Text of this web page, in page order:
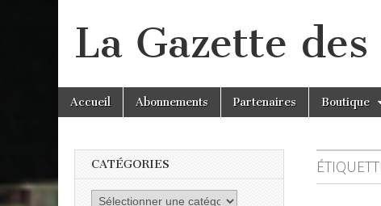
La Gazette
Main
menu
Skip
Accueil Abonnements Partenaires Boutique
CATÉGORIES
Catégories